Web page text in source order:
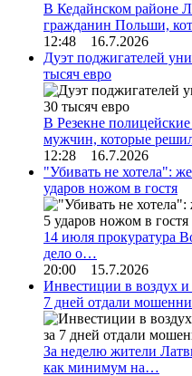
В Кедайнском районе
гражданин Польши,
12:48 16.7.2026
Дуэт поджигателей
тысяч евро
В Резекне
мужчин, которые
12:28 16.7.2026
"Убивать не хотела":
ударов ножом в гостя
14 июля прокуратура
дело о…
20:00 15.7.2026
Инвестиции в воздух и
7 дней отдали
За неделю жители
как минимум на…